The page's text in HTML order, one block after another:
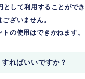
して利用することができ
ざいません。
の使用はできかねます。
ればいいですか？